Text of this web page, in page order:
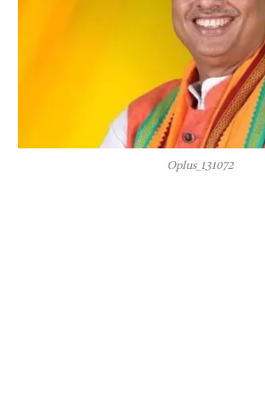
Oplus_131072